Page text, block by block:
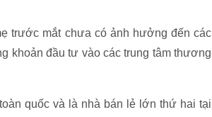
trước mắt chưa có ảnh hưởng đến các
khoản đầu tư vào các trung tâm thương
quốc và là nhà bán lẻ lớn thứ hai tại